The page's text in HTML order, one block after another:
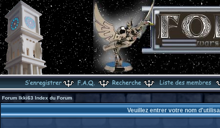
Forum Ikki63 Index du Forum
Veuillez entrer votre nom